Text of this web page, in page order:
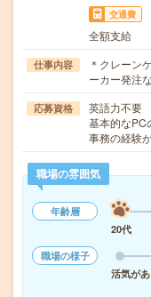
交通費
全額支給
仕事内容
＊クレーン
ーカー発注
応募資格
英語力不要
基本的なPC
事務の経験
職場の雰囲気
年齢層
20代
職場の様子
活気が